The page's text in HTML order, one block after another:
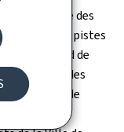
des
différentes pistes
sud de
présenté des
de
aux